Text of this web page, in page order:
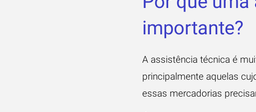
importante?
A assistência técnica é
principalmente aquelas
essas mercadorias